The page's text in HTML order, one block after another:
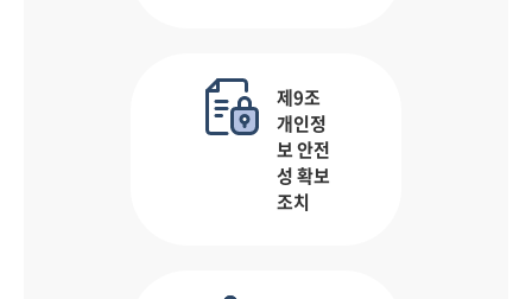
제9조
개인정
보 안전
성 확보
조치